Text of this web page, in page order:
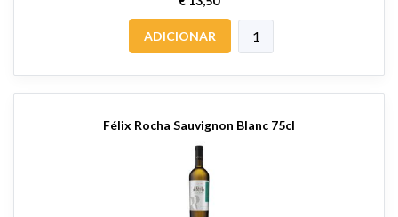
ADICIONAR
Félix Rocha Sauvignon Blanc 75cl